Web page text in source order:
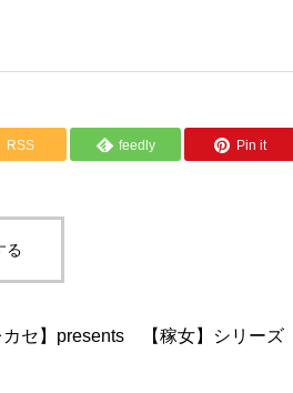
RSS feedly Pin it
る
セ】presents 【稼女】シリーズ